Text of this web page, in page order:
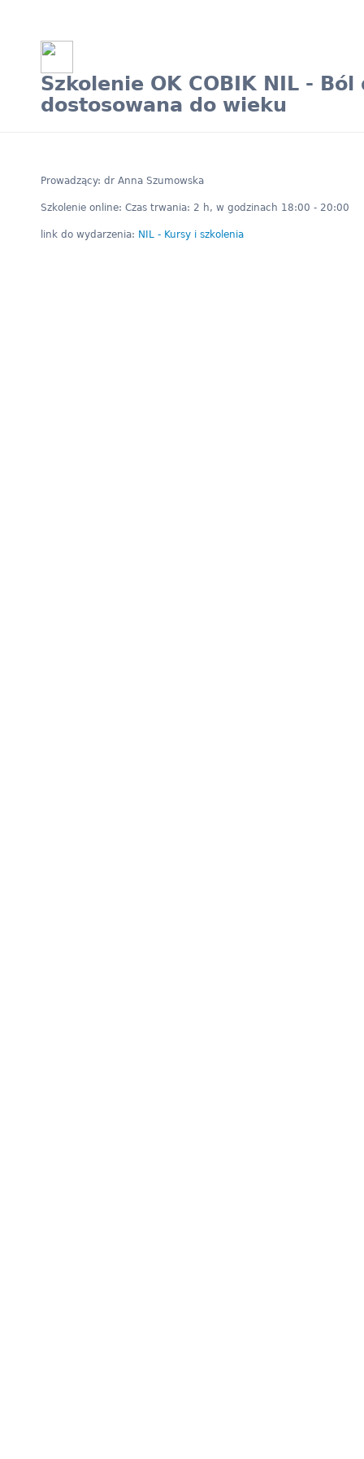
Szkolenie OK COBIK NIL -
dostosowana do wieku
Prowadzący: dr Anna Szumowska
Szkolenie online: Czas trwania: 2 h, w godzinach 18:00 - 20:00
link do wydarzenia: NIL - Kursy i szkolenia